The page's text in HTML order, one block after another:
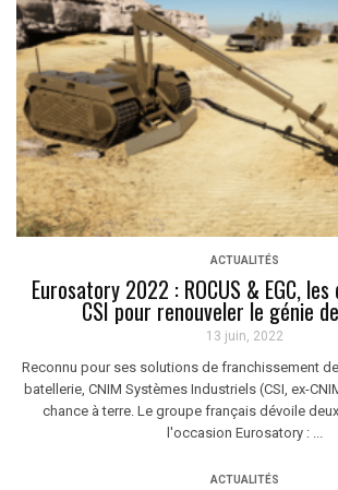
ACTUALITÉS
Eurosatory 2022 : ROCUS & EGC,
CSI pour renouveler le génie
13 juin, 2022
Reconnu pour ses solutions de franchissement
batellerie, CNIM Systèmes Industriels (CSI, ex-
chance à terre. Le groupe français dévoile
l'occasion Eurosatory : ...
ACTUALITÉS